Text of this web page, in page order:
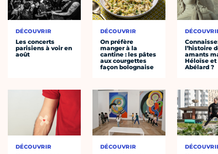
DÉCOUVRIR
Les concerts
parisiens à voir en
août
DÉCOUVRIR
DÉCOUVRIR
On préfère
manger à la
cantine : les pâtes
aux courgettes
façon bolognaise
DÉCOUVRIR
l’histoire
amants
Héloïse et
Abélard ?